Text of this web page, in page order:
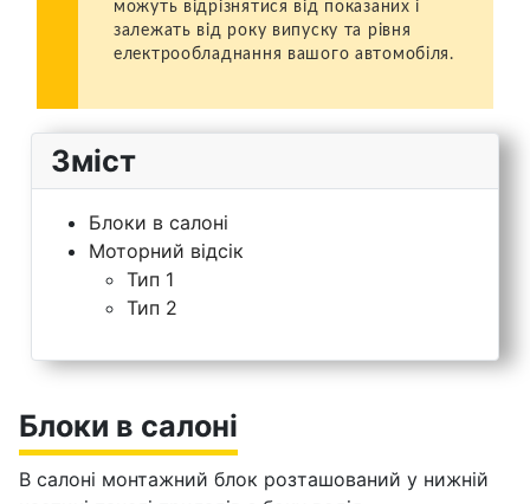
можуть відрізнятися від показаних і
залежать від року випуску та рівня
електрообладнання вашого автомобіля.
Зміст
Блоки в салоні
Моторний відсік
Тип 1
Тип 2
Блоки в салоні
В салоні монтажний блок розташований у нижній